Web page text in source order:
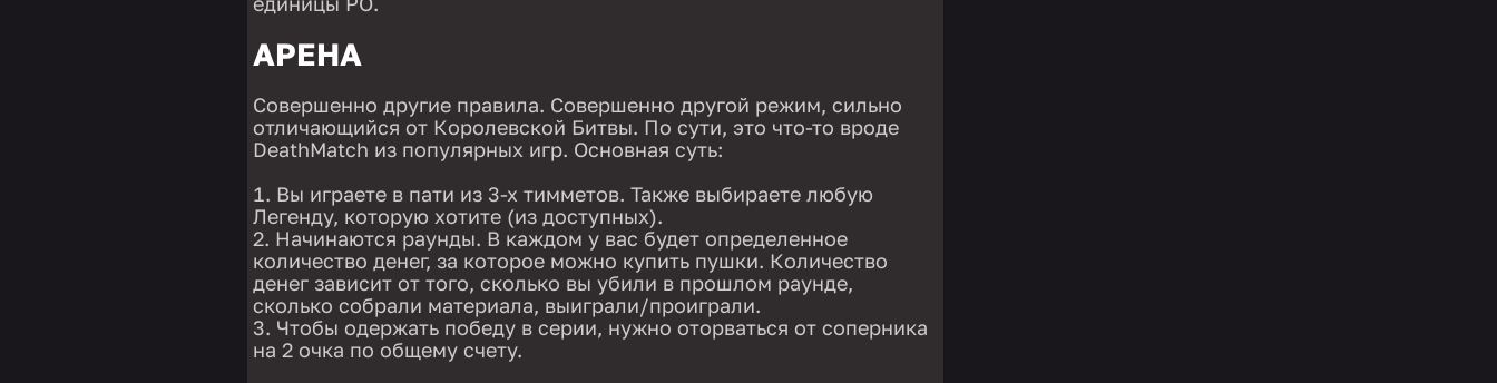
АРЕНА
Совершенно другие правила. Совершенно другой режим, сильно
отличающийся от Королевской Битвы. По сути, это что-то вроде
DeathMatch из популярных игр. Основная суть:
Вы играете в пати из 3-х тимметов. Также выбираете любую
Легенду, которую хотите (из доступных).
Начинаются раунды. В каждом у вас будет определенное
количество денег, за которое можно купить пушки. Количество
денег зависит от того, сколько вы убили в прошлом раунде,
сколько собрали материала, выиграли/проиграли.
Чтобы одержать победу в серии, нужно оторваться от соперника
на 2 очка по общему счету.